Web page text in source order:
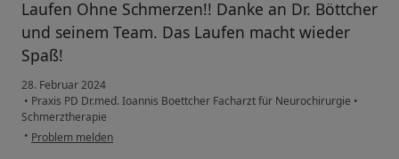
Laufen Ohne Schmerzen!! Danke an Dr. Böttcher
und seinem Team. Das Laufen macht wieder
Spaß!
28. Februar 2024
• Praxis PD Dr.med. Ioannis Boettcher Facharzt für Neurochirurgie •
Schmerztherapie
• Problem melden